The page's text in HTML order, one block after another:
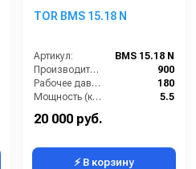
TOR BMS 15.18 N
Артикул:
BMS 15.18 N
Производительность (л/ч):
900
Рабочее давление (бар):
180
Мощность (кВт):
5.5
20 000 руб.
⚡ В корзину